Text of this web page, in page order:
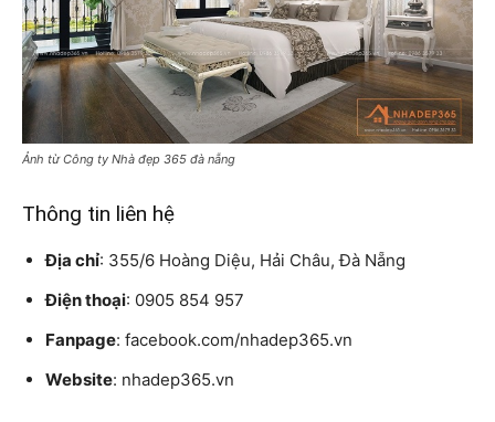
Ảnh từ Công ty Nhà đẹp 365 đà nẵng
Thông tin liên hệ
Địa chỉ: 355/6 Hoàng Diệu, Hải Châu, Đà Nẵng
Điện thoại: 0905 854 957
Fanpage: facebook.com/nhadep365.vn
Website: nhadep365.vn